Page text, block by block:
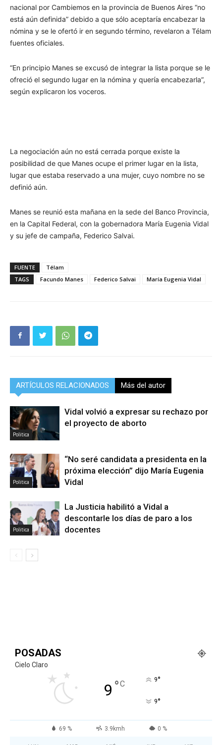
nacional por Cambiemos en la provincia de Buenos Aires “no
está aún definida” debido a que sólo aceptaría encabezar la
nómina y se le ofertó ir en segundo término, revelaron a Télam
fuentes oficiales.
“En principio Manes se excusó de integrar la lista porque se le
ofreció el segundo lugar en la nómina y quería encabezarla”,
según explicaron los voceros.
La negociación aún no está cerrada porque existe la
posibilidad de que Manes ocupe el primer lugar en la lista,
lugar que estaba reservado a una mujer, cuyo nombre no se
definió aún.
Manes se reunió esta mañana en la sede del Banco Provincia,
en la Capital Federal, con la gobernadora María Eugenia Vidal
y su jefe de campaña, Federico Salvai.
FUENTE
Télam
TAGS
Facundo Manes Federico Salvai María Eugenia Vidal
ARTÍCULOS RELACIONADOS Más del autor
Politica
Vidal volvió a expresar su rechazo por
el proyecto de aborto
Politica
“No seré candidata a presidenta en la
próxima elección” dijo María Eugenia
Vidal
Politica
La Justicia habilitó a Vidal a
descontarle los días de paro a los
docentes
POSADAS
Cielo Claro
9 °C 9°
9°
69 % 3.9kmh 0 %